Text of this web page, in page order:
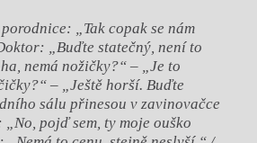
„Tak copak se nám
„Buďte statečný, není to
nemá nožičky?“ – „Je to
– „Ještě horší. Buďte
sálu přinesou v zavinovačce
pojď sem, ty moje ouško